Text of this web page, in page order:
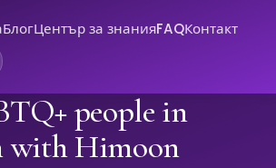
БлогЦентър за знанияFAQКонтакт
people in
with Himoon